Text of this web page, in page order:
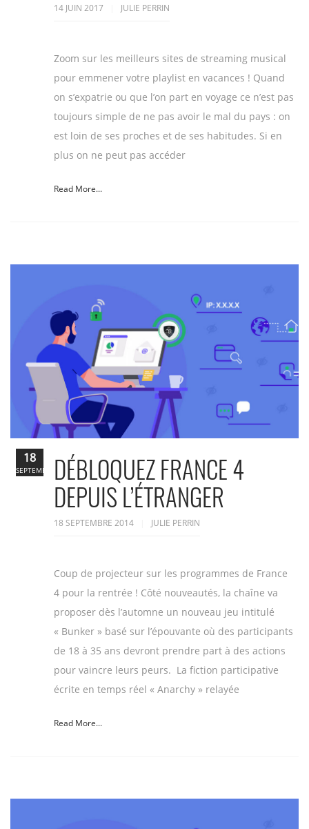
14 JUIN 2017 JULIE PERRIN
Zoom sur les meilleurs sites de streaming musical
pour emmener votre playlist en vacances ! Quand
on s’expatrie ou que l’on part en voyage ce n’est pas
toujours simple de ne pas avoir le mal du pays : on
est loin de ses proches et de ses habitudes. Si en
plus on ne peut pas accéder
Read More...
DÉBLOQUEZ FRANCE 4
DEPUIS L’ÉTRANGER
18 SEPTEMBRE 2014 JULIE PERRIN
Coup de projecteur sur les programmes de France
4 pour la rentrée ! Côté nouveautés, la chaîne va
proposer dès l’automne un nouveau jeu intitulé
« Bunker » basé sur l’épouvante où des participants
de 18 à 35 ans devront prendre part à des actions
pour vaincre leurs peurs. La fiction participative
écrite en temps réel « Anarchy » relayée
Read More...
18
SEPTEMBRE